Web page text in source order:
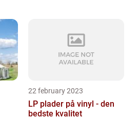
22 february 2023
LP plader på vinyl - den
bedste kvalitet